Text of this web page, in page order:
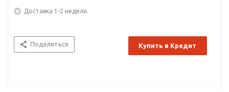
Доставка 1-2 недели.
Поделиться Купить в Кредит